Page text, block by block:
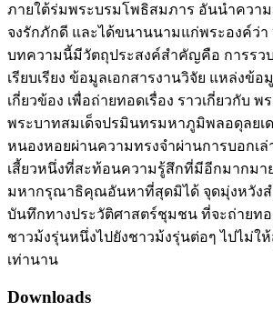
ภายใต้ร่มพระบรมโพธิสมภาร อันนำควา
จงรักภักดี และได้ขนานนามแก่พระองค์ว่า
บทความนี้มีวัตถุประสงค์สำคัญคือ การรว
เรียบเรียง ข้อมูลเอกสารงานวิจัย แหล่งข้
เกี่ยวข้อง เพื่อถ่ายทอดเรื่อง ราวเกี่ยวกับ
พระบาทสมเด็จปรมินทรมหาภูมิพลอดุลยเ
หนองหอยผ่านความทรงจำผ่านการบอกเล่
เสี้ยวหนึ่งที่สะท้อนความรู้สึกที่มีอีกมากมา
มหากรุณาธิคุณอันหาที่สุดมิได้ จุดมุ่งหวัง
บันทึกทางประวัติศาสตร์ชุมชน ที่จะถ่ายท
ชาวม้งรุ่นหนึ่งไปยังชาวม้งรุ่นต่อๆ ไปไม่ใ
เท่านาน
Downloads